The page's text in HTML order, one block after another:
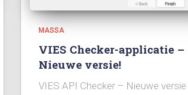
MASSA
VIES Checker-applicatie –
Nieuwe versie!
VIES API Checker – Nieuwe